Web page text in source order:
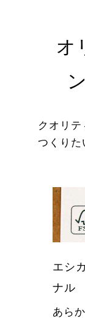
オ
クオリ
つくりた
エシ
ナル
あら